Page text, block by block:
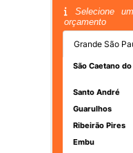
Selecione
orçamento
Grande São
São Caetano do
Santo André
Guarulhos
Ribeirão Pires
Embu